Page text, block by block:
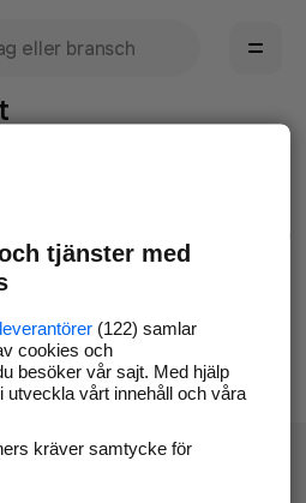
kan avhjälpa det.
webbläsaren och försök igen
tjänster med
(122) samlar
cookies och
besöker vår sajt. Med hjälp
utveckla vårt innehåll och våra
kräver samtycke för